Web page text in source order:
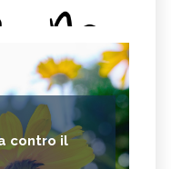
contro il